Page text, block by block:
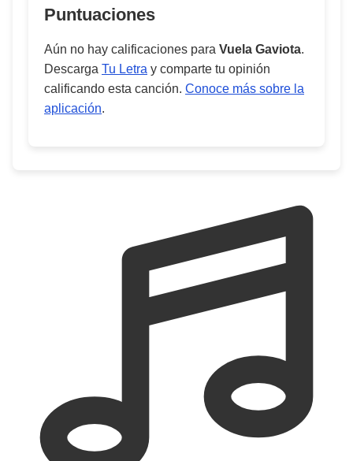
Puntuaciones
Aún no hay calificaciones para Vuela Gaviota.
Descarga Tu Letra y comparte tu opinión
calificando esta canción. Conoce más sobre la
aplicación.